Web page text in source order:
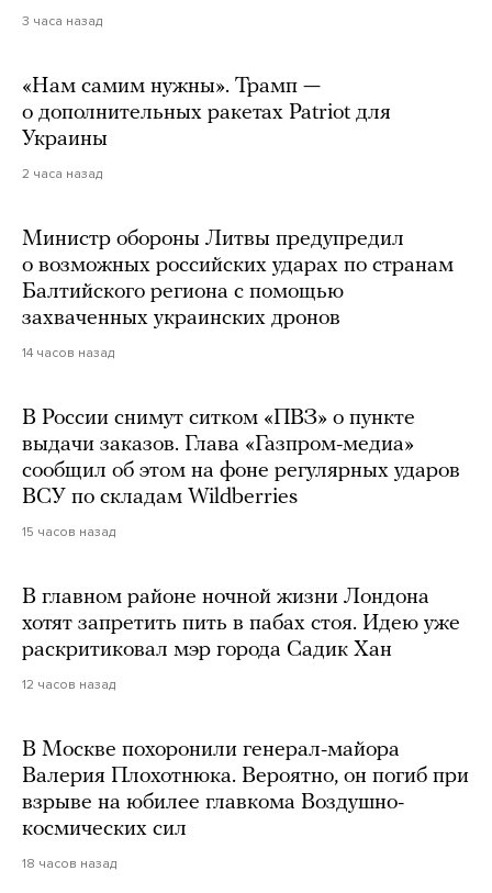
3 часа назад
«Нам самим нужны». Трамп —
о дополнительных ракетах Patriot для
Украины
2 часа назад
Министр обороны Литвы предупредил
о возможных российских ударах по странам
Балтийского региона с помощью
захваченных украинских дронов
14 часов назад
В России снимут ситком «ПВЗ» о пункте
выдачи заказов. Глава «Газпром-медиа»
сообщил об этом на фоне регулярных ударов
ВСУ по складам Wildberries
15 часов назад
В главном районе ночной жизни Лондона
хотят запретить пить в пабах стоя. Идею уже
раскритиковал мэр города Садик Хан
12 часов назад
В Москве похоронили генерал-майора
Валерия Плохотнюка. Вероятно, он погиб при
взрыве на юбилее главкома Воздушно-
космических сил
18 часов назад